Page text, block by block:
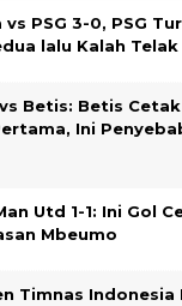
vs PSG 3-0, PSG
lalu Kalah Telak
Betis: Betis
Ini
Utd 1-1: Ini Gol
Mbeumo
Timnas Indonesia